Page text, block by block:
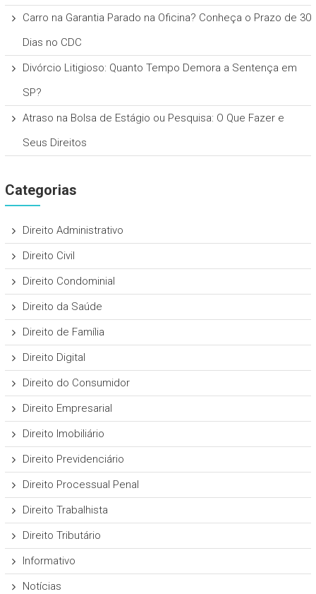
Carro na Garantia Parado na Oficina? Conheça o Prazo de 30
Dias no CDC
Divórcio Litigioso: Quanto Tempo Demora a Sentença em
SP?
Atraso na Bolsa de Estágio ou Pesquisa: O Que Fazer e
Seus Direitos
Categorias
Direito Administrativo
Direito Civil
Direito Condominial
Direito da Saúde
Direito de Família
Direito Digital
Direito do Consumidor
Direito Empresarial
Direito Imobiliário
Direito Previdenciário
Direito Processual Penal
Direito Trabalhista
Direito Tributário
Informativo
Notícias